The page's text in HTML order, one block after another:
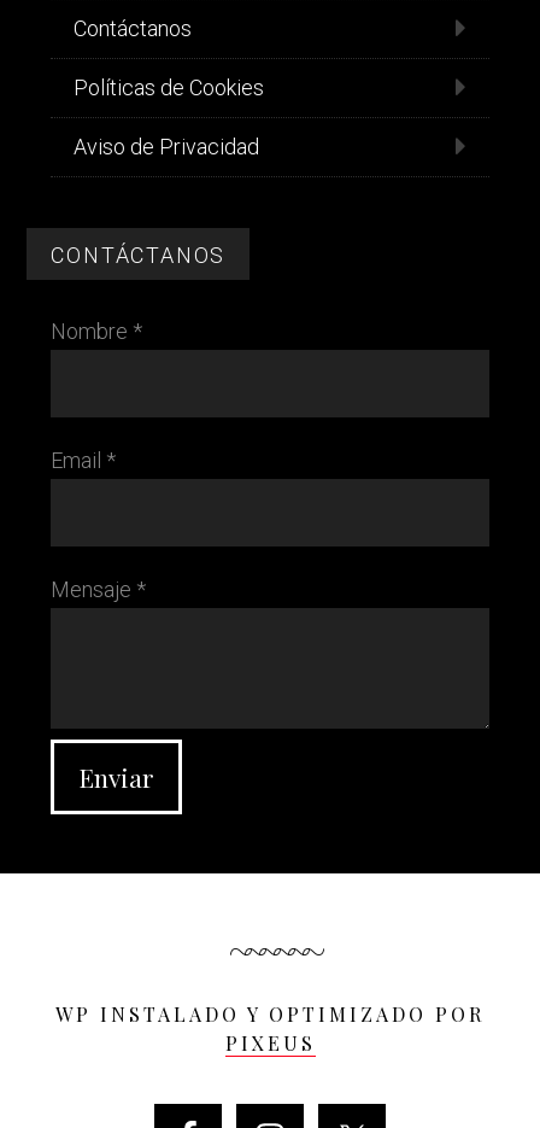
Contáctanos
Políticas de Cookies
Aviso de Privacidad
CONTÁCTANOS
Nombre *
Email *
Mensaje *
WP INSTALADO Y OPTIMIZADO POR
PIXEUS